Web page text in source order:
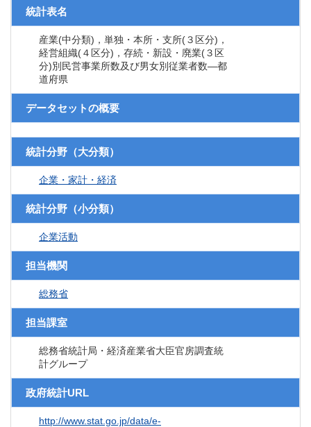
統計表名
産業(中分類)，単独・本所・支所(３区分)，
経営組織(４区分)，存続・新設・廃業(３区
分)別民営事業所数及び男女別従業者数―都
道府県
データセットの概要
統計分野（大分類）
企業・家計・経済
統計分野（小分類）
企業活動
担当機関
総務省
担当課室
総務省統計局・経済産業省大臣官房調査統
計グループ
政府統計URL
http://www.stat.go.jp/data/e-